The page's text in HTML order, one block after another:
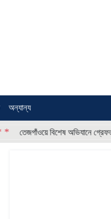
অন্যান্য
তেজগাঁওয়ে বিশেষ অভিযানে গ্রেফতার ৫৬